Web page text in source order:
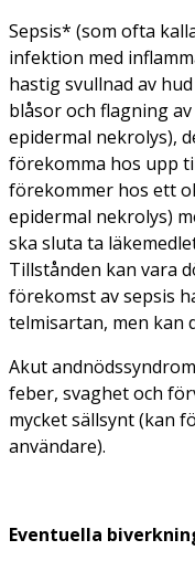
Sepsis* (som ofta
infektion med
hastig svullnad av
blåsor och flagning
epidermal nekrolys),
förekomma hos upp
förekommer hos ett
epidermal nekrolys)
ska sluta ta
Tillstånden kan vara
förekomst av sepsis
telmisartan, men kan
Akut
feber, svaghet och
mycket sällsynt (kan
användare).
Eventuella